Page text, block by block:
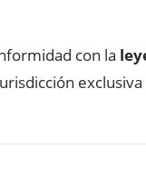
con la